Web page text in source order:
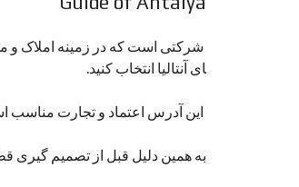
شرکتی است که در زمینه املاک و
ای آنتالیا انتخاب کنید.
این آدرس اعتماد و تجارت
به همین دلیل قبل از تصمیم گیری